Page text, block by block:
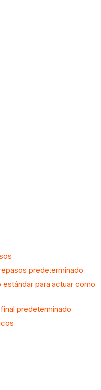
predeterminado
para actuar como
predeterminado